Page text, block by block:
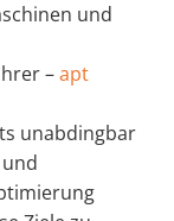
und
–apt
unabdingbar